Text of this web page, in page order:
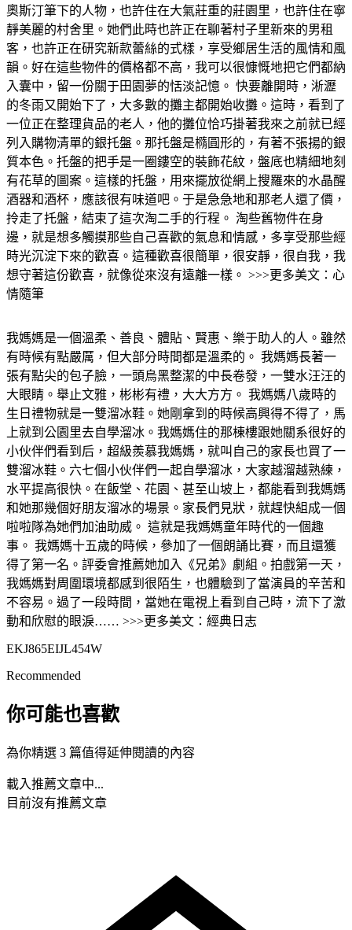
奧斯汀筆下的人物，也許住在大氣莊重的莊園里，也許住在寧
靜美麗的村舍里。她們此時也許正在聊著村子里新來的男租
客，也許正在研究新款蕾絲的式樣，享受鄉居生活的風情和風
韻。好在這些物件的價格都不高，我可以很慷慨地把它們都納
入囊中，留一份關于田園夢的恬淡記憶。 快要離開時，淅瀝
的冬雨又開始下了，大多數的攤主都開始收攤。這時，看到了
一位正在整理貨品的老人，他的攤位恰巧掛著我來之前就已經
列入購物清單的銀托盤。那托盤是橢圓形的，有著不張揚的銀
質本色。托盤的把手是一圈鏤空的裝飾花紋，盤底也精細地刻
有花草的圖案。這樣的托盤，用來擺放從網上搜羅來的水晶醒
酒器和酒杯，應該很有味道吧。于是急急地和那老人還了價，
拎走了托盤，結束了這次淘二手的行程。 淘些舊物件在身
邊，就是想多觸摸那些自己喜歡的氣息和情感，多享受那些經
時光沉淀下來的歡喜。這種歡喜很簡單，很安靜，很自我，我
想守著這份歡喜，就像從來沒有遠離一樣。 >>>更多美文：心
情隨筆
我媽媽是一個溫柔、善良、體貼、賢惠、樂于助人的人。雖然
有時候有點嚴厲，但大部分時間都是溫柔的。 我媽媽長著一
張有點尖的包子臉，一頭烏黑整潔的中長卷發，一雙水汪汪的
大眼睛。舉止文雅，彬彬有禮，大大方方。 我媽媽八歲時的
生日禮物就是一雙溜冰鞋。她剛拿到的時候高興得不得了，馬
上就到公園里去自學溜冰。我媽媽住的那棟樓跟她關系很好的
小伙伴們看到后，超級羨慕我媽媽，就叫自己的家長也買了一
雙溜冰鞋。六七個小伙伴們一起自學溜冰，大家越溜越熟練，
水平提高很快。在飯堂、花園、甚至山坡上，都能看到我媽媽
和她那幾個好朋友溜冰的場景。家長們見狀，就趕快組成一個
啦啦隊為她們加油助威。 這就是我媽媽童年時代的一個趣
事。 我媽媽十五歲的時候，參加了一個朗誦比賽，而且還獲
得了第一名。評委會推薦她加入《兄弟》劇組。拍戲第一天，
我媽媽對周圍環境都感到很陌生，也體驗到了當演員的辛苦和
不容易。過了一段時間，當她在電視上看到自己時，流下了激
動和欣慰的眼淚…… >>>更多美文：經典日志
EKJ865EIJL454W
Recommended
你可能也喜歡
為你精選 3 篇值得延伸閱讀的內容
載入推薦文章中...
目前沒有推薦文章